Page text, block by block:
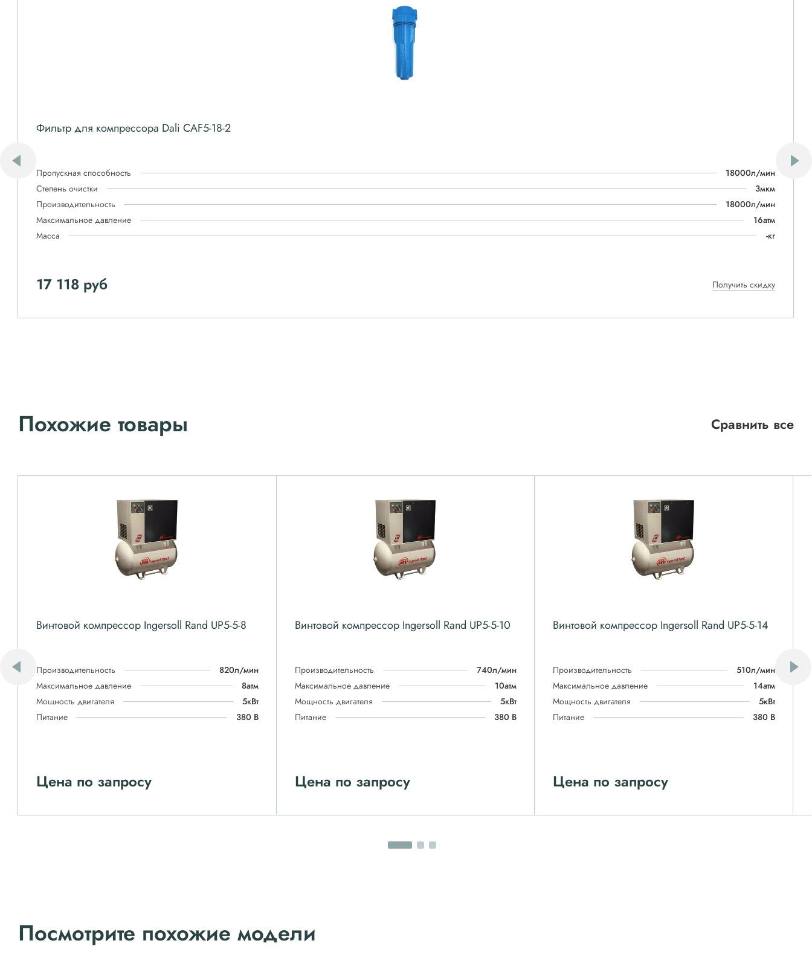
Фильтр для компрессора Dali CAF5-18-2
Пропускная способность
18000л/мин
Степень очистки
3мкм
Производительность
18000л/мин
Максимальное давление
16атм
Масса
-кг
17 118 руб Получить скидку
Похожие товары Сравнить все
Винтовой компрессор Ingersoll Rand UP5-5-8
Производительность
820л/мин
Максимальное давление
8атм
Мощность двигателя
5кВт
Питание
380 В
Цена по запросу
Винтовой компрессор Ingersoll Rand UP5-5-10
Производительность
740л/мин
Максимальное давление
10атм
Мощность двигателя
5кВт
Питание
380 В
Цена по запросу
Винтовой компрессор Ingersoll Rand UP5-5-14
Производительность
510л/мин
Максимальное давление
14атм
Мощность двигателя
5кВт
Питание
380 В
Цена по запросу
Посмотрите похожие модели